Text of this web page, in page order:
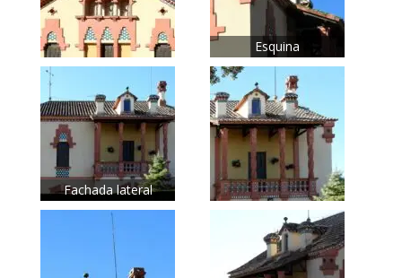
Esquina
Fachada lateral